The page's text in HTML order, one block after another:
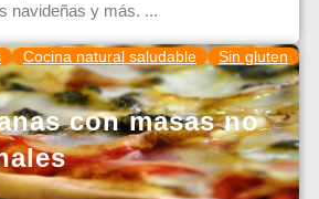
navideñas y más. ...
Cocina natural saludable Sin gluten
con masas no